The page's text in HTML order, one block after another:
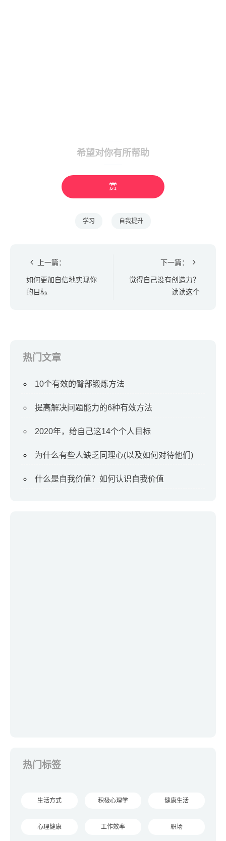
希望对你有所帮助
赏
学习 自我提升
上一篇：
如何更加自信地实现你
的目标
下一篇：
觉得自己没有创造力？
读读这个
热门文章
10个有效的臀部锻炼方法
提高解决问题能力的6种有效方法
2020年，给自己这14个个人目标
为什么有些人缺乏同理心(以及如何对待他们)
什么是自我价值？如何认识自我价值
热门标签
生活方式 积极心理学 健康生活
心理健康 工作效率 职场